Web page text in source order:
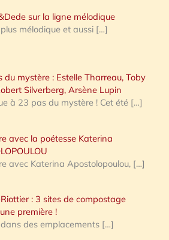
sur la ligne mélodique
mélodique et aussi […]
du mystère : Estelle Tharreau, Toby
Silverberg, Arsène Lupin
à 23 pas du mystère ! Cet été […]
avec la poétesse Katerina
avec Katerina Apostolopoulou, […]
: 3 sites de compostage
première !
des emplacements […]